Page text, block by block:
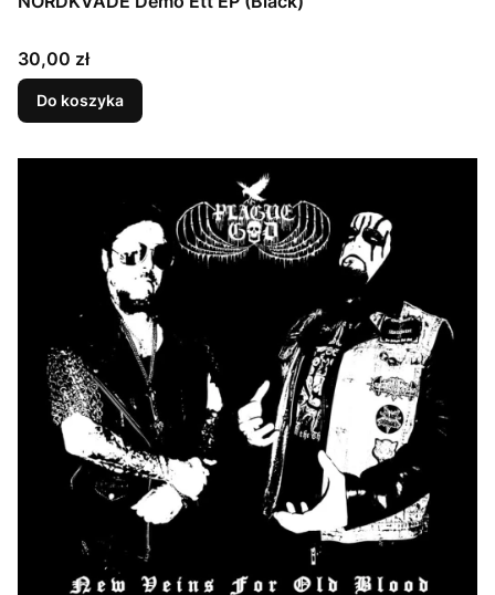
Cena
30,00 zł
Do koszyka